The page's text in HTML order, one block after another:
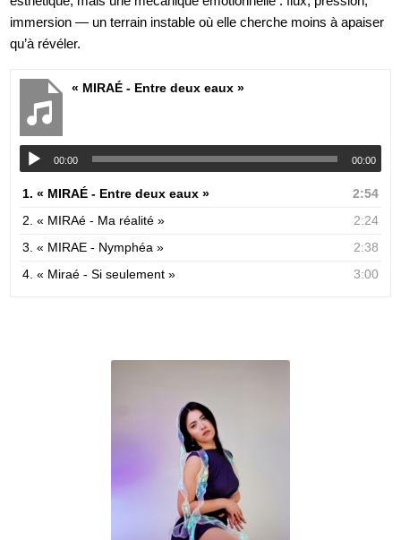
immersion — un terrain instable où elle cherche moins à apaiser
qu’à révéler.
« MIRAÉ - Entre deux eaux »
00:00 00:00
1.« MIRAÉ - Entre deux eaux »
2:54
2.« MIRAé - Ma réalité »
2:24
3.« MIRAE - Nymphéa »
2:38
4.« Miraé - Si seulement » 3:00